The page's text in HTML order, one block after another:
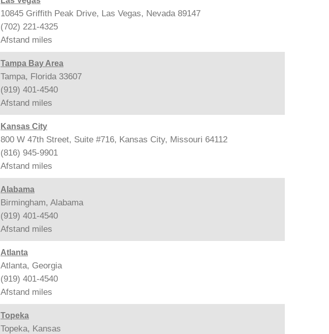
10845 Griffith Peak Drive, Las Vegas, Nevada 89147
(702) 221-4325
Afstand miles
Tampa Bay Area
Tampa, Florida 33607
(919) 401-4540
Afstand miles
Kansas City
800 W 47th Street, Suite #716, Kansas City, Missouri 64112
(816) 945-9901
Afstand miles
Alabama
Birmingham, Alabama
(919) 401-4540
Afstand miles
Atlanta
Atlanta, Georgia
(919) 401-4540
Afstand miles
Topeka
Topeka, Kansas